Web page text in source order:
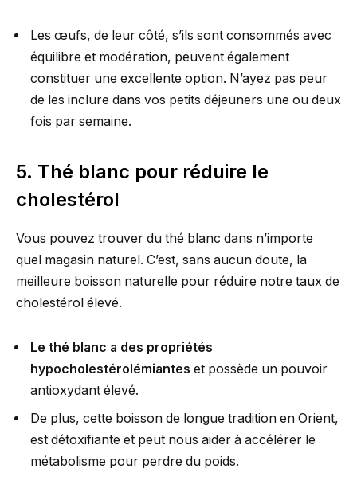
Les œufs, de leur côté, s’ils sont consommés avec
équilibre et modération, peuvent également
constituer une excellente option. N’ayez pas peur
de les inclure dans vos petits déjeuners une ou deux
fois par semaine.
5. Thé blanc pour réduire le
cholestérol
Vous pouvez trouver du thé blanc dans n’importe
quel magasin naturel. C’est, sans aucun doute, la
meilleure boisson naturelle pour réduire notre taux de
cholestérol élevé.
Le thé blanc a des propriétés
hypocholestérolémiantes et possède un pouvoir
antioxydant élevé.
De plus, cette boisson de longue tradition en Orient,
est détoxifiante et peut nous aider à accélérer le
métabolisme pour perdre du poids.